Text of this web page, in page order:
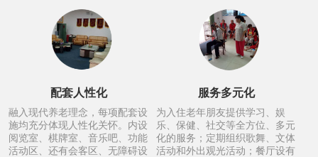
配套人性化
融入现代养老理念，每项配套设
施均充分体现人性化关怀。内设
阅览室、棋牌室、音乐吧、功能
活动区、还有会客区、无障碍设
服务多元化
为入住老年朋友提供学习、娱
乐、保健、社交等全方位、多元
化的服务；定期组织歌舞、文体
活动和外出观光活动；餐厅设有